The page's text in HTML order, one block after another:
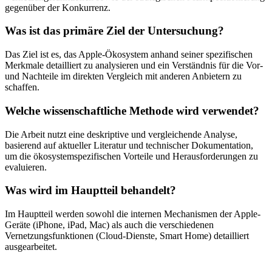
gegenüber der Konkurrenz.
Was ist das primäre Ziel der Untersuchung?
Das Ziel ist es, das Apple-Ökosystem anhand seiner spezifischen
Merkmale detailliert zu analysieren und ein Verständnis für die Vor-
und Nachteile im direkten Vergleich mit anderen Anbietern zu
schaffen.
Welche wissenschaftliche Methode wird verwendet?
Die Arbeit nutzt eine deskriptive und vergleichende Analyse,
basierend auf aktueller Literatur und technischer Dokumentation,
um die ökosystemspezifischen Vorteile und Herausforderungen zu
evaluieren.
Was wird im Hauptteil behandelt?
Im Hauptteil werden sowohl die internen Mechanismen der Apple-
Geräte (iPhone, iPad, Mac) als auch die verschiedenen
Vernetzungsfunktionen (Cloud-Dienste, Smart Home) detailliert
ausgearbeitet.